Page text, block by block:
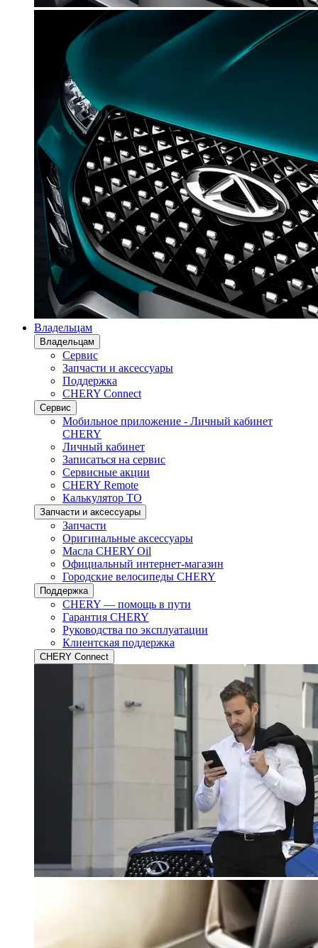
Владельцам
Владельцам
Сервис
Запчасти и аксессуары
Поддержка
CHERY Connect
Сервис
Мобильное приложение - Личный кабинет
CHERY
Личный кабинет
Записаться на сервис
Сервисные акции
CHERY Remote
Калькулятор ТО
Запчасти и аксессуары
Запчасти
Оригинальные аксессуары
Масла CHERY Oil
Официальный интернет-магазин
Городские велосипеды CHERY
Поддержка
CHERY — помощь в пути
Гарантия CHERY
Руководства по эксплуатации
Клиентская поддержка
CHERY Connect